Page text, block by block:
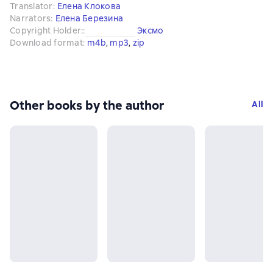
Translator: Елена Клокова
Narrators: Елена Березина
Copyright Holder::
Эксмо
Download format: m4b, mp3, zip
Other books by the author All